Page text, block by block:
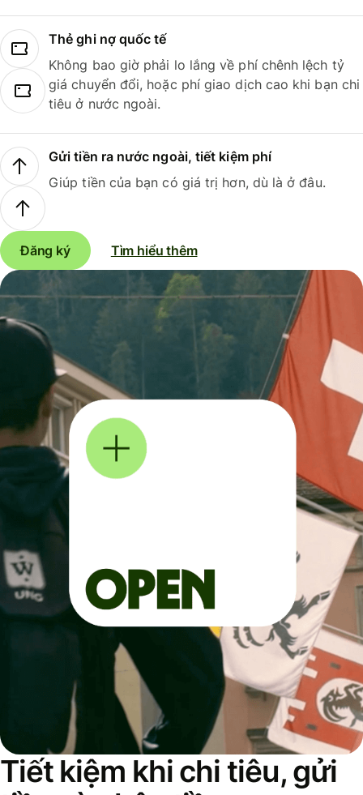
Thẻ ghi nợ quốc tế
Không bao giờ phải lo lắng về phí chênh lệch tỷ
giá chuyển đổi, hoặc phí giao dịch cao khi bạn chi
tiêu ở nước ngoài.
Gửi tiền ra nước ngoài, tiết kiệm phí
Giúp tiền của bạn có giá trị hơn, dù là ở đâu.
Đăng ký Tìm hiểu thêm
Tiết kiệm khi chi tiêu, gửi